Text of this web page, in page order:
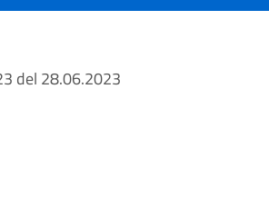
del 28.06.2023